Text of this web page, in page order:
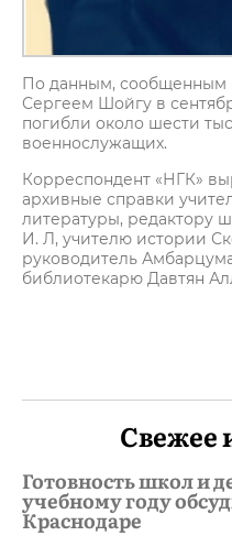
По данным,
Сергеем Шойгу в
погибли около шести
военнослужащих.
Корреспондент «НГК»
архивные справки
литературы, редактору
И. Л, учителю истории
руководитель
библиотекарю Давтян
Свежее
Готовность школ и
учебному году
Краснодаре